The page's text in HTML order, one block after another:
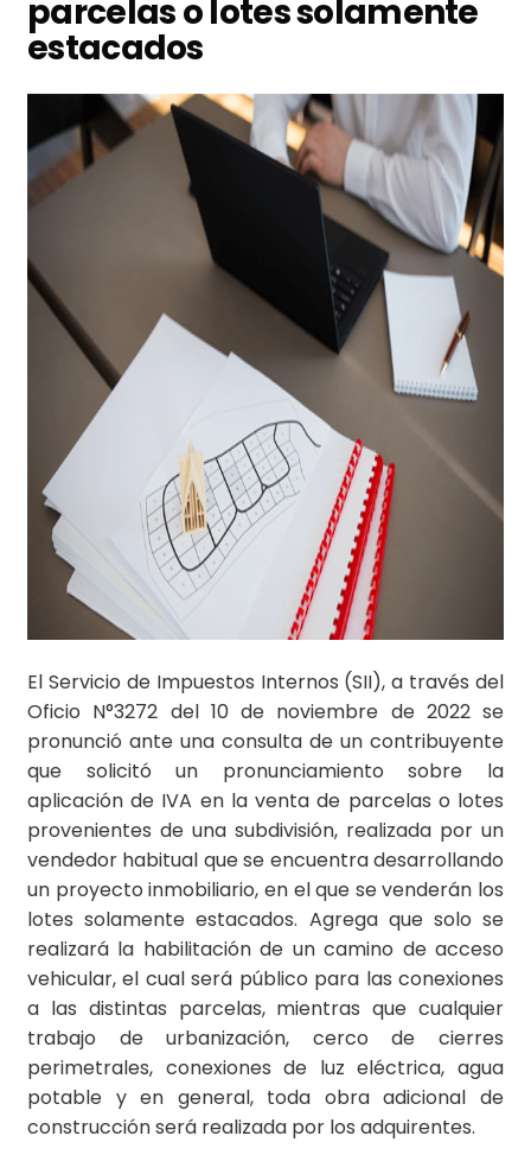
parcelas o lotes solamente
estacados
El Servicio de Impuestos Internos (SII), a través del
Oficio N°3272 del 10 de noviembre de 2022 se
pronunció ante una consulta de un contribuyente
que solicitó un pronunciamiento sobre la
aplicación de IVA en la venta de parcelas o lotes
provenientes de una subdivisión, realizada por un
vendedor habitual que se encuentra desarrollando
un proyecto inmobiliario, en el que se venderán los
lotes solamente estacados. Agrega que solo se
realizará la habilitación de un camino de acceso
vehicular, el cual será público para las conexiones
a las distintas parcelas, mientras que cualquier
trabajo de urbanización, cerco de cierres
perimetrales, conexiones de luz eléctrica, agua
potable y en general, toda obra adicional de
construcción será realizada por los adquirentes.